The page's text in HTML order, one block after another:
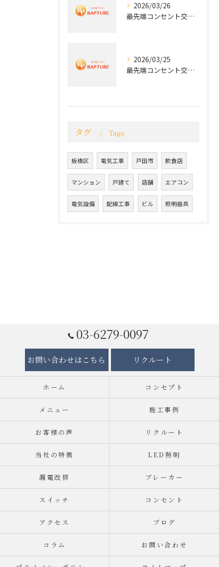
2026/03/26
最先端コンセント交換で快適な生活を実現する電気工事の技術
2026/03/25
最先端コンセント交換で実現する安全と快適な住環境
タグ Tags
板橋区 電気工事 戸田市 飲食店
マンション 戸建て 店舗 エアコン
電気設備 配線工事 ビル 照明器具
03-6279-0097
お問い合わせはこちら リクルート
ホーム コンセプト
メニュー 施工事例
お客様の声 リクルート
当社の特徴 LED照明
漏電改修 ブレーカー
スイッチ コンセント
アクセス ブログ
コラム お問い合わせ